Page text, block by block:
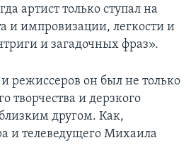
артист только ступал на
и импровизации, легкости и
и загадочных фраз».
режиссеров он был не только
творчества и дерзкого
другом. Как,
и телеведущего Михаила